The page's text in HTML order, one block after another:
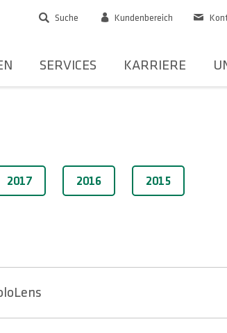
SERVICES KARRIERE
Kundenbereich
Suche
2017 2016 2015